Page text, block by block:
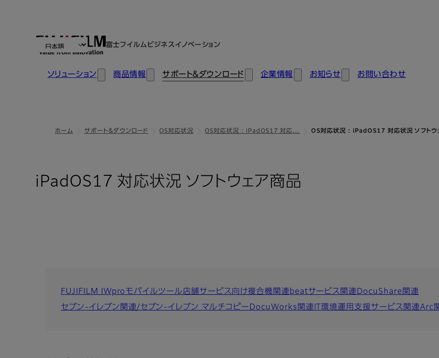
富士フイルムビジネスイノベーション
ソリューション 商品情報 サポート＆ダウンロード 企業情報 お知らせ お問い合わせ
ホーム サポート＆ダウンロード OS対応状況 OS対応状況 : iPadOS17 対応… OS対応状況 : iPadOS17 対応状況 ソフトウ
iPadOS17 対応状況 ソフトウェア商品
FUJIFILM IWproモバイルツール店舗サービス向け複合機関連beatサービス関連DocuShare関連
セブン-イレブン関連/セブン-イレブン マルチコピー DocuWorks関連 IT環境運用支援サービス関連Arc